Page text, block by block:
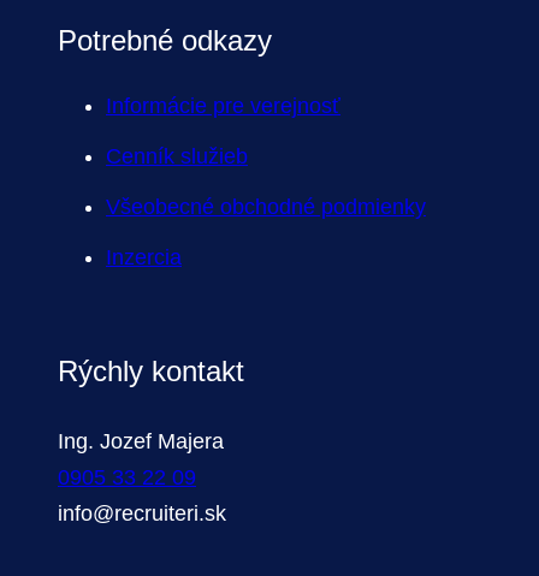
Potrebné odkazy
Informácie pre verejnosť
Cenník služieb
Všeobecné obchodné podmienky
Inzercia
Rýchly kontakt
Ing. Jozef Majera
0905 33 22 09
info@recruiteri.sk